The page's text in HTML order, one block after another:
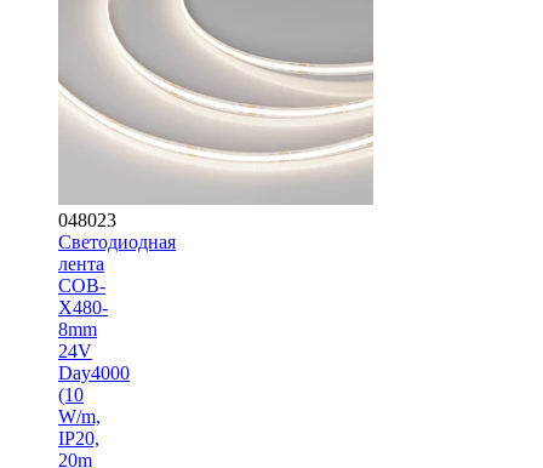
048023
Светодиодная
лента
COB-
X480-
8mm
24V
Day4000
(10
W/m,
IP20,
20m